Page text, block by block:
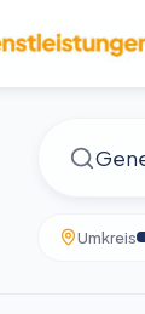
Umkreis